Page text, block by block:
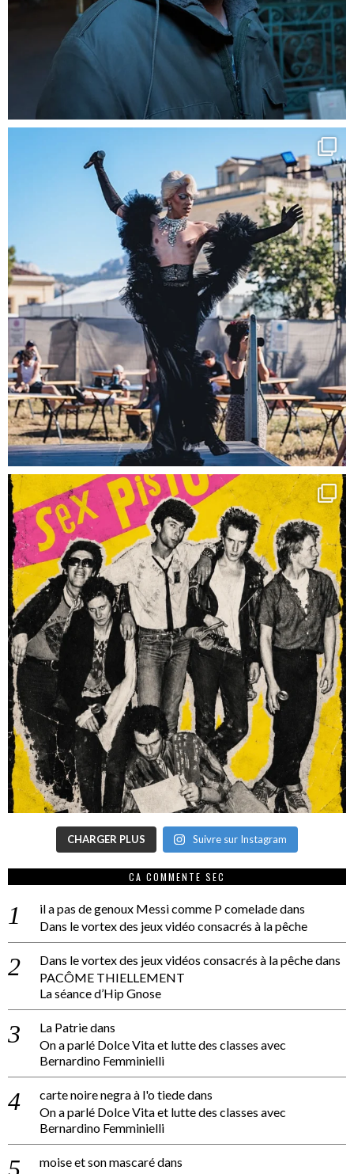
CHARGER PLUS Suivre sur Instagram
CA COMMENTE SEC
il a pas de genoux Messi comme P comeladedans
Dans le vortex des jeux vidéo consacrés à la pêche
Dans le vortex des jeux vidéos consacrés à la pêchedans
PACÔME THIELLEMENT
La séance d’Hip Gnose
La Patriedans
On a parlé Dolce Vita et lutte des classes avec
Bernardino Femminielli
carte noire negra à l'o tiededans
On a parlé Dolce Vita et lutte des classes avec
Bernardino Femminielli
moise et son mascarédans